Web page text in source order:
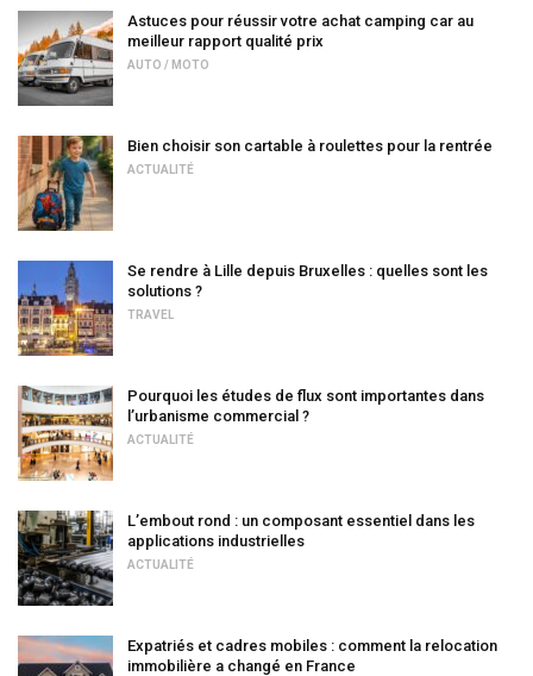
Astuces pour réussir votre achat camping car au
meilleur rapport qualité prix
AUTO / MOTO
Bien choisir son cartable à roulettes pour la rentrée
ACTUALITÉ
Se rendre à Lille depuis Bruxelles : quelles sont les
solutions ?
TRAVEL
Pourquoi les études de flux sont importantes dans
l’urbanisme commercial ?
ACTUALITÉ
L’embout rond : un composant essentiel dans les
applications industrielles
ACTUALITÉ
Expatriés et cadres mobiles : comment la relocation
immobilière a changé en France